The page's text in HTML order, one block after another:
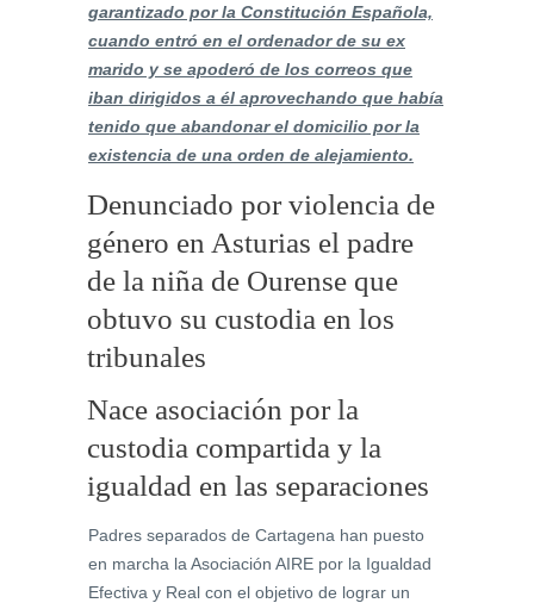
garantizado por la Constitución Española,
cuando entró en el ordenador de su ex
marido y se apoderó de los correos que
iban dirigidos a él aprovechando que había
tenido que abandonar el domicilio por la
existencia de una orden de alejamiento.
Denunciado por violencia de
género en Asturias el padre
de la niña de Ourense que
obtuvo su custodia en los
tribunales
Nace asociación por la
custodia compartida y la
igualdad en las separaciones
Padres separados de Cartagena han puesto
en marcha la Asociación AIRE por la Igualdad
Efectiva y Real con el objetivo de lograr un